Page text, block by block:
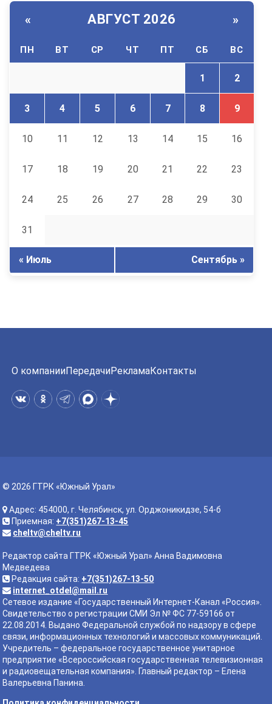
« АВГУСТ 2026 »
ПН ВТ СР ЧТ ПТ СБ ВС
1 2
3 4 5 6 7 8 9
10 11 12 13 14 15 16
17 18 19 20 21 22 23
24 25 26 27 28 29 30
31
« Июль Сентябрь »
О компанииПередачиРекламаКонтакты
© 2026 ГТРК «Южный Урал»
Адрес: 454000, г. Челябинск, ул. Орджоникидзе, 54-б
Приемная: +7(351)267-13-45
cheltv@cheltv.ru
Редактор сайта ГТРК «Южный Урал» Анна Вадимовна
Медведева
Редакция сайта: +7(351)267-13-50
internet_otdel@mail.ru
Сетевое издание «Государственный Интернет-Канал «Россия».
Свидетельство о регистрации СМИ Эл № ФС 77-59166 от
22.08.2014. Выдано Федеральной службой по надзору в сфере
связи, информационных технологий и массовых коммуникаций.
Учредитель – федеральное государственное унитарное
предприятие «Всероссийская государственная телевизионная
и радиовещательная компания». Главный редактор – Елена
Валерьевна Панина.